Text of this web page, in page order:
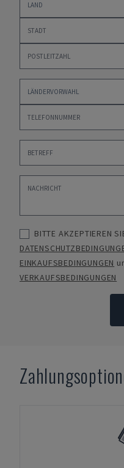
BITTE AKZEPTIEREN
EINKAUFSBEDINGUNGEN
VERKAUFSBEDINGUNGEN